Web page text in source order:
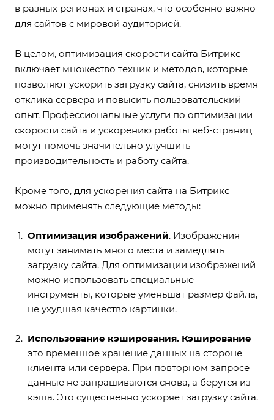
в разных регионах и странах, что особенно важно
для сайтов с мировой аудиторией.
В целом, оптимизация скорости сайта Битрикс
включает множество техник и методов, которые
позволяют ускорить загрузку сайта, снизить время
отклика сервера и повысить пользовательский
опыт. Профессиональные услуги по оптимизации
скорости сайта и ускорению работы веб-страниц
могут помочь значительно улучшить
производительность и работу сайта.
Кроме того, для ускорения сайта на Битрикс
можно применять следующие методы:
Оптимизация изображений. Изображения
могут занимать много места и замедлять
загрузку сайта. Для оптимизации изображений
можно использовать специальные
инструменты, которые уменьшат размер файла,
не ухудшая качество картинки.
Использование кэширования. Кэширование –
это временное хранение данных на стороне
клиента или сервера. При повторном запросе
данные не запрашиваются снова, а берутся из
кэша. Это существенно ускоряет загрузку сайта.